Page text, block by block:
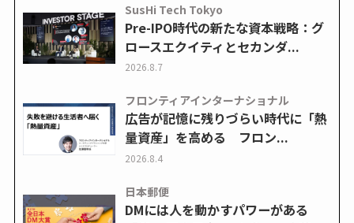
SusHi Tech Tokyo
Pre-IPO時代の新たな資本戦略：グ
ロースエクイティとセカンダ...
2026.8.7
フロンティアインターナショナル
広告が記憶に残りづらい時代に「熱
量資産」を高める フロン...
2026.8.4
日本郵便
DMには人を動かすパワーがある